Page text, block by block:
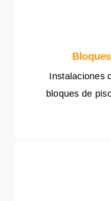
Instalaciones
bloques de